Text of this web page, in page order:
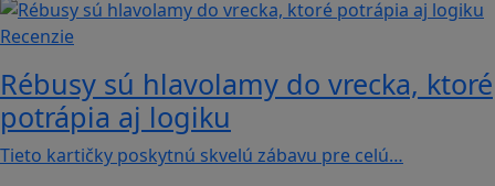
Recenzie
Rébusy sú hlavolamy do vrecka, ktoré
potrápia aj logiku
Tieto kartičky poskytnú skvelú zábavu pre celú…